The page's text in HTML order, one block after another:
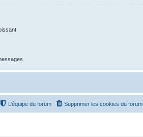
Supprimer les cookies du forum
L’équipe du forum